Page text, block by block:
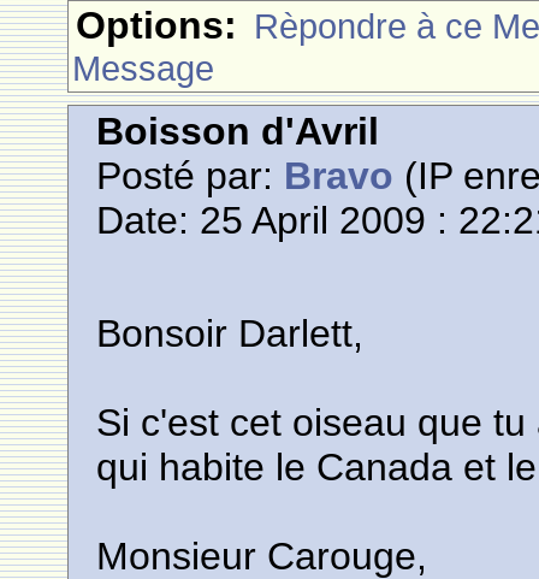
Options: Rèpondre à ce
Message
Boisson d'Avril
Posté par: Bravo (IP
Date: 25 April 2009 :
Bonsoir Darlett,
Si c'est cet oiseau que
qui habite le Canada et
Monsieur Carouge,